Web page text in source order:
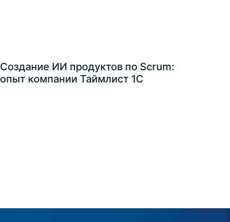
Создание ИИ продуктов по Scrum:
опыт компании Таймлист 1С